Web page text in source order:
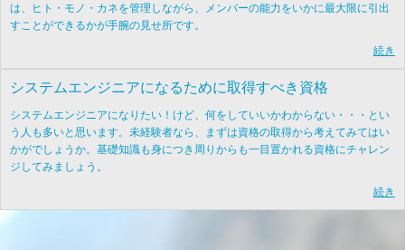
は、ヒト・モノ・カネを管理しながら、メンバーの能力をいかに最大限に引出
すことができるかが手腕の見せ所です。
続き
システムエンジニアになるために取得すべき資格
システムエンジニアになりたい！けど、何をしていいかわからない・・・とい
う人も多いと思います。未経験者なら、まずは資格の取得から考えてみてはい
かがでしょうか。基礎知識も身につき周りからも一目置かれる資格にチャレン
ジしてみましょう。
続き